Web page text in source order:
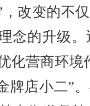
，改变的不
念的升级
化营商环境
牌店小二”